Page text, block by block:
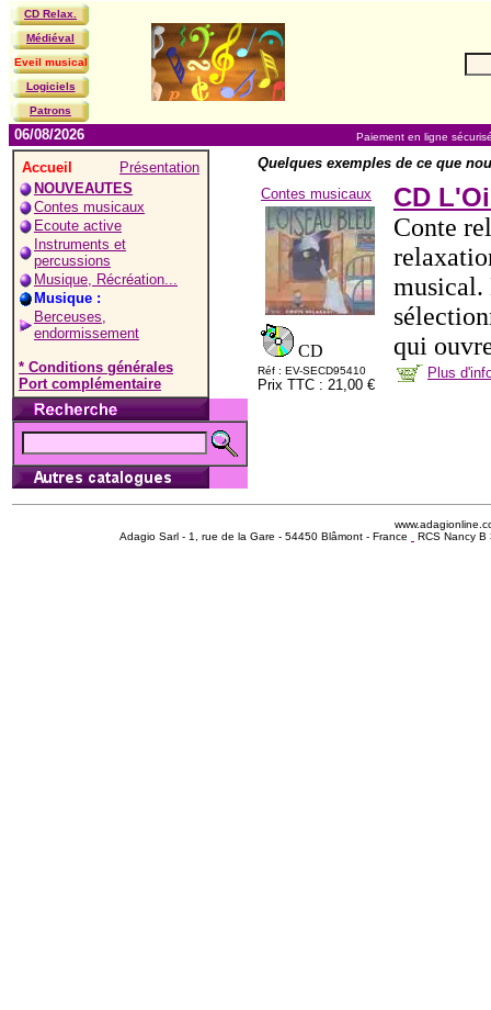
CD Relax.
Médiéval
Eveil musical
Logiciels
Patrons
06/08/2026 Paiement en ligne
Accueil
Présentation
NOUVEAUTES
Contes musicaux
Ecoute active
Instruments et
percussions
Musique, Récréation...
Musique :
Berceuses,
endormissement
* Conditions générales
Port complémentaire
Quelques exemples de ce que
Contes musicaux
CD
Réf : EV-SECD95410
Prix TTC : 21,00 €
CD
Conte
musical.
qui
Plus
Adagio Sarl - 1, rue de la Gare - 54450 Blâmont - France
RCS Nancy B